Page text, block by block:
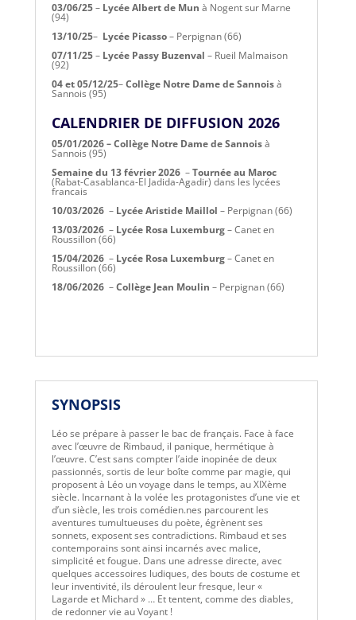
03/06/25– Lycée Albert de Munà Nogent sur Marne
(94)
13/10/25– Lycée Picasso– Perpignan (66)
07/11/25– Lycée Passy Buzenval – Rueil Malmaison
(92)
04 et 05/12/25– Collège Notre Dame de Sannoisà
Sannois (95)
CALENDRIER DE DIFFUSION 2026
05/01/2026 –Collège Notre Dame de Sannoisà
Sannois (95)
Semaine du 13 février 2026 –Tournée au Maroc
(Rabat-Casablanca-El Jadida-Agadir) dans les lycées
francais
10/03/2026 – Lycée Aristide Maillol – Perpignan (66)
13/03/2026 – Lycée Rosa Luxemburg– Canet en
Roussillon (66)
15/04/2026 – Lycée Rosa Luxemburg– Canet en
Roussillon (66)
18/06/2026 –Collège Jean Moulin – Perpignan (66)
SYNOPSIS
Léo se prépare à passer le bac de français. Face à face
avec l’œuvre de Rimbaud, il panique, hermétique à
l’œuvre. C’est sans compter l’aide inopinée de deux
passionnés, sortis de leur boîte comme par magie, qui
proposent à Léo un voyage dans le temps, au XIXème
siècle. Incarnant à la volée les protagonistes d’une vie et
d’un siècle, les trois comédien.nes parcourent les
aventures tumultueuses du poète, égrènent ses
sonnets, exposent ses contradictions. Rimbaud et ses
contemporains sont ainsi incarnés avec malice,
simplicité et fougue. Dans une adresse directe, avec
quelques accessoires ludiques, des bouts de costume et
leur inventivité, ils déroulent leur fresque, leur «
Lagarde et Michard » … Et tentent, comme des diables,
de redonner vie au Voyant !